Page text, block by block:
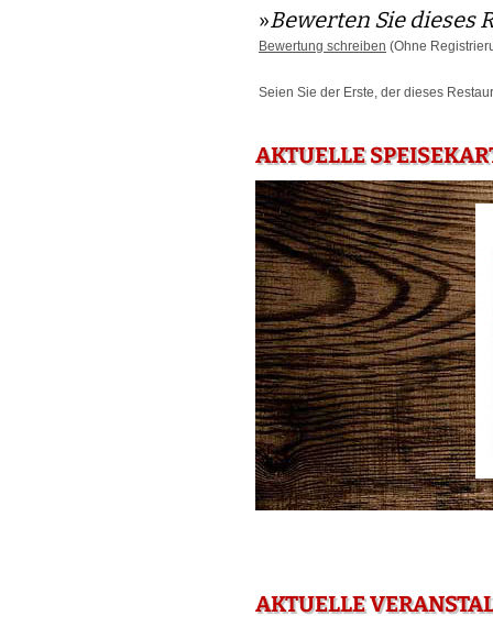
»Bewerten Sie dieses
Bewertung schreiben (Ohne
Seien Sie der Erste, der dieses
AKTUELLE
AKTUELLE